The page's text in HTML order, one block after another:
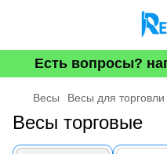
Есть вопросы?
Весы Весы для торговли
Весы торговые